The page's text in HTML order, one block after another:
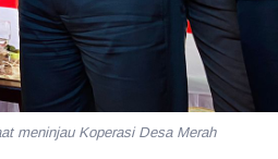
meninjau Koperasi Desa Merah